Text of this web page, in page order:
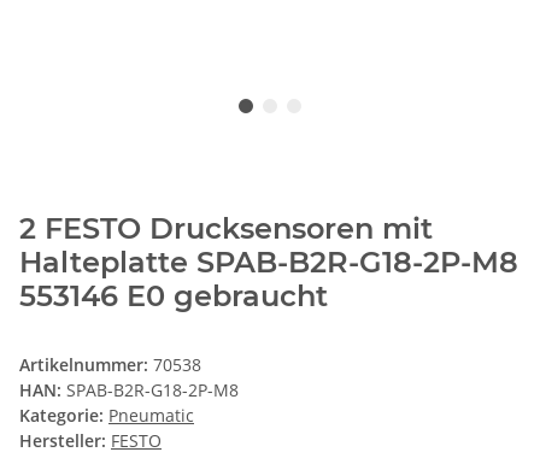
2 FESTO Drucksensoren mit
Halteplatte SPAB-B2R-G18-2P-M8
553146 E0 gebraucht
Artikelnummer: 70538
HAN: SPAB-B2R-G18-2P-M8
Kategorie: Pneumatic
Hersteller: FESTO